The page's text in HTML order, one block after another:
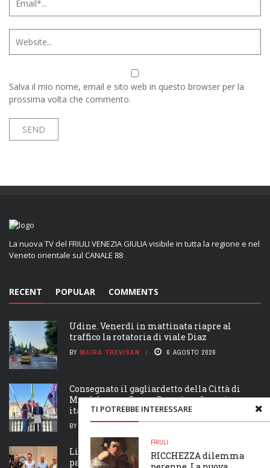
Salva il mio nome, email e sito web in questo browser per la
prossima volta che commento.
TI POTREBBE INTERESSARE
FRIULI
RICCHEZZA dilemma
La nuova TV del FRIULI VENEZIA GIULIA visibile in tutta la regione e nel
Veneto orientale sul CANALE 88
RECENT POPULAR COMMENTS
Udine. Venerdì in mattinata riapre al
traffico la rotatoria di viale Diaz
BY MAIRA TREVISAN 6 AGOSTO 2026
Consegnato il gagliardetto della Città di
Monfalcone a Bruno Poserina, Campione
italiano di Decathlon
BY
Lis Acuilis de bale dal zei a fevelaran ancje
par furlan